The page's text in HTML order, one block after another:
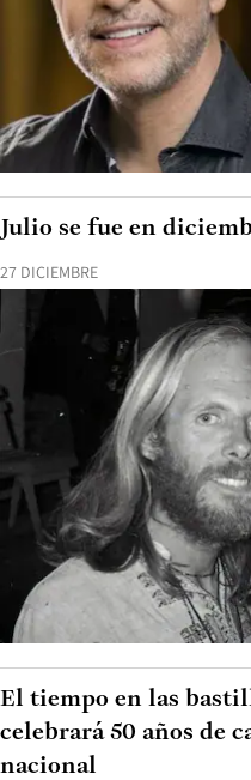
27 DICIEMBRE
Julio se fue en
El tiempo en las
celebrará 50 años de
nacional